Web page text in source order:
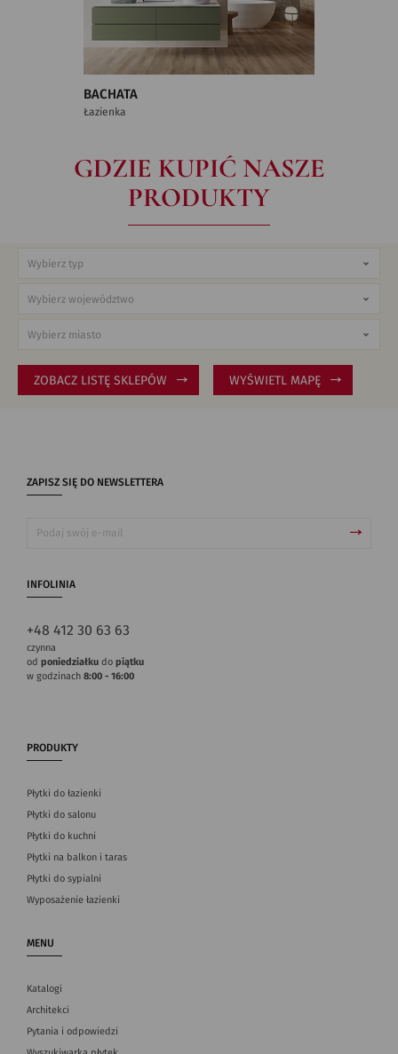
BACHATA
Łazienka
GDZIE KUPIĆ NASZE
PRODUKTY
ZOBACZ LISTĘ SKLEPÓW WYŚWIETL MAPĘ
ZAPISZ SIĘ DO NEWSLETTERA
INFOLINIA
+48 412 30 63 63
czynna
od poniedziałku do piątku
w godzinach 8:00 - 16:00
PRODUKTY
Płytki do łazienki
Płytki do salonu
Płytki do kuchni
Płytki na balkon i taras
Płytki do sypialni
Wyposażenie łazienki
MENU
Katalogi
Architekci
Pytania i odpowiedzi